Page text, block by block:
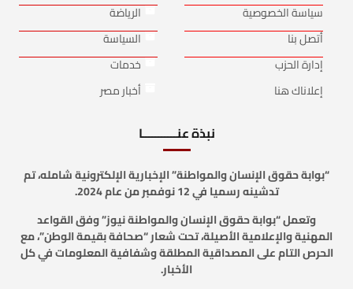
سياسة الخصوصية
أتصل بنا
إدارة الحزب
إعلاناك هنا
الرياضة
السياسة
خدمات
أخبار مصر
نبذة عنـــــــــــا
“بوابة حقوق الإنسان والمواطنة” الإخبارية الإلكترونية شامله، تم
تدشينه رسميا في 12 نوفمبر من عام 2024.
وتعمل “بوابة حقوق الإنسان والمواطنة نيوز” وفق القواعد
المهنية والإعلامية الأصيلة، تحت شعار “صحافة بقيمة الوطن”، مع
الحرص التام على المصداقية المطلقة وشفافية المعلومات في كل
الأخبار.